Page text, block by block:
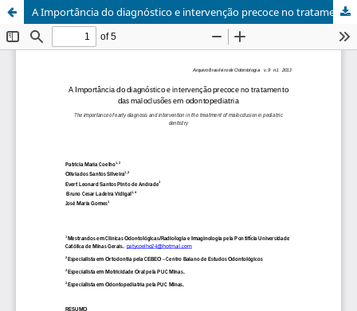
A Importância do diagnóstico e intervenção precoce no tratamento das maloclusões em odontopediatria